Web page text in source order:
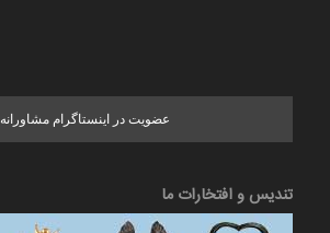
عضویت در اینستاگرام مشاورانه
تندیس و افتخارات ما